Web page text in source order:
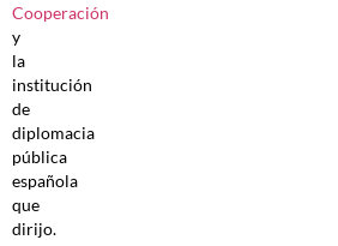
Cooperación
y
la
institución
de
diplomacia
pública
española
que
dirijo.